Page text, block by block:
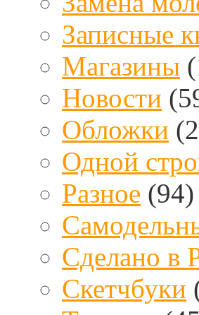
Записные
Магазины
Новости
Обложки
Одной
Разное (94)
Сделано в
Скетчбуки